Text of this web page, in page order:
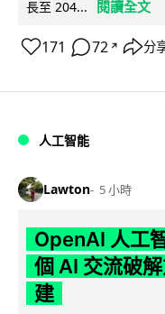
長至 204...
閱讀全文
171 72 ↗ 分
人工智能
Lawton 5 小時
OpenAI 人工
個 AI 交流破
建